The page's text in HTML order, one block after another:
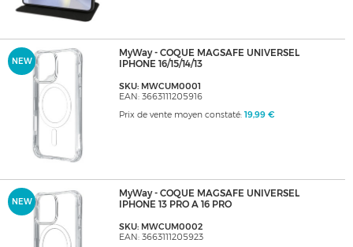
NEW
MyWay - COQUE MAGSAFE UNIVERSEL
IPHONE 16/15/14/13
SKU: MWCUM0001
EAN: 3663111205916
Prix de vente moyen constaté: 19,99 €
NEW
MyWay - COQUE MAGSAFE UNIVERSEL
IPHONE 13 PRO A 16 PRO
SKU: MWCUM0002
EAN: 3663111205923